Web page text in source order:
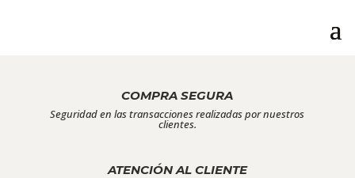
COMPRA SEGURA
Seguridad en las transacciones realizadas por nuestros
clientes.
ATENCIÓN AL CLIENTE